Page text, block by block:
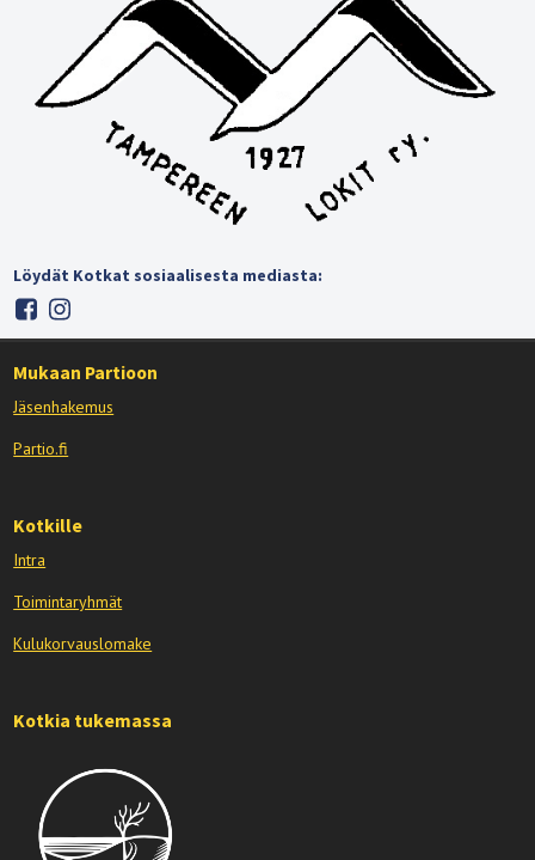
Löydät Kotkat sosiaalisesta mediasta:
Mukaan Partioon
Jäsenhakemus
Partio.fi
Kotkille
Intra
Toimintaryhmät
Kulukorvauslomake
Kotkia tukemassa